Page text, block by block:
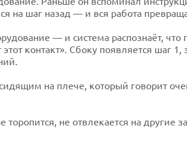
на шаг назад — и вся работа
— и система распознаёт,
контакт». Сбоку появляется шаг
на плече, который говорит
не отвлекается на другие